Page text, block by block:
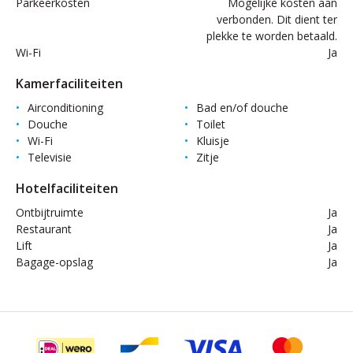
verbonden. Dit dient ter
plekke te worden betaald.
Wi-Fi
Ja
Kamerfaciliteiten
Airconditioning
Bad en/of douche
Douche
Toilet
Wi-Fi
Kluisje
Televisie
Zitje
Hotelfaciliteiten
Ontbijtruimte
Ja
Restaurant
Ja
Lift
Ja
Bagage-opslag
Ja